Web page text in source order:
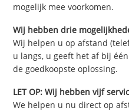
mogelijk mee voorkomen.
Wij hebben drie
Wij helpen u op afstand
u langs, u geeft het af bij
de goedkoopste oplossing.
LET OP: Wij hebben vijf
We helpen u nu direct op